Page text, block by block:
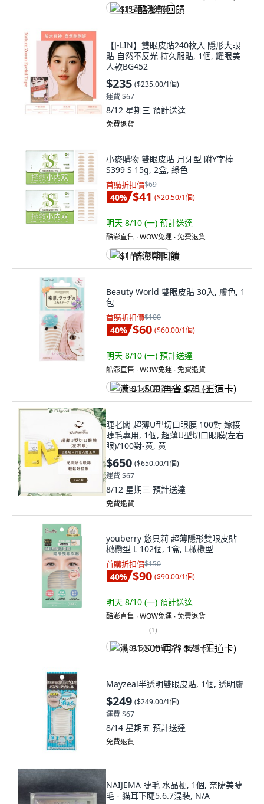
$15 酷澎幣回饋
【J-LIN】雙眼皮貼240枚入 隱形大眼
貼 自然不反光 持久服貼, 1個, 耀眼美
人款BG452
$235 ($235.00/1個)
運費 $67
8/12 星期三 預計送達
免費退貨
小麥購物 雙眼皮貼 月牙型 附Y字棒
S399 S 15g, 2盒, 綠色
首購折扣價$69
40% $41 ($20.50/1個)
明天 8/10 (一) 預計送達
酷澎直售 ∙ WOW免運 ∙ 免費退貨
$1 酷澎幣回饋
Beauty World 雙眼皮貼 30入, 膚色, 1
包
首購折扣價$100
40% $60 ($60.00/1個)
明天 8/10 (一) 預計送達
酷澎直售 ∙ WOW免運 ∙ 免費退貨
满 $1,500 再省 $75 (王道卡)
睫老闆 超薄U型切口眼膜 100對 嫁接
睫毛專用, 1個, 超薄U型切口眼膜(左右
眼)/100對-黃, 黃
$650 ($650.00/1個)
運費 $67
8/12 星期三 預計送達
免費退貨
youberry 悠貝莉 超薄隱形雙眼皮貼
橄欖型 L 102個, 1盒, L橄欖型
首購折扣價$150
40% $90 ($90.00/1個)
明天 8/10 (一) 預計送達
酷澎直售 ∙ WOW免運 ∙ 免費退貨
(1)
满 $1,500 再省 $75 (王道卡)
Mayzeal半透明雙眼皮貼, 1個, 透明膚
$249 ($249.00/1個)
運費 $67
8/14 星期五 預計送達
免費退貨
NAIJEMA 睫毛 水晶梗, 1個, 奈睫美睫
毛 - 貓耳下睫5.6.7混裝, N/A